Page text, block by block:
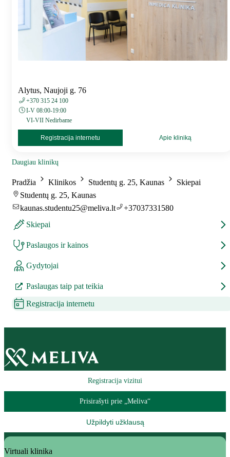
Alytus, Naujoji g. 76
+370 315 24 100
I-V 08:00-19:00
VI-VII Nedirbame
Registracija internetu Apie kliniką
Daugiau klinikų
Pradžia Klinikos Studentų g. 25, Kaunas
Skiepai
Studentų g. 25, Kaunas
kaunas.studentu25@meliva.lt
+37037331580
Skiepai
Paslaugos ir kainos
Gydytojai
Paslaugas taip pat teikia
Registracija internetu
Registracija vizitui
Prisirašyti prie „Meliva“
Užpildyti užklausą
Virtuali klinika